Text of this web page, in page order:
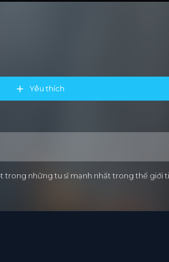
Yêu thích
những tu sĩ mạnh nhất trong thế giới